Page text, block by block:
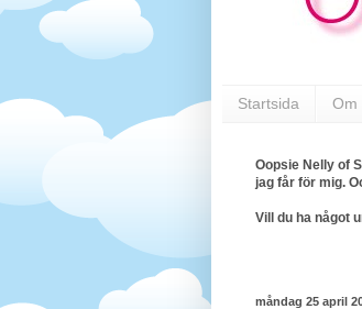
Startsida Om
Oopsie Nelly of
jag får för mig.
Vill du ha något
måndag 25 april